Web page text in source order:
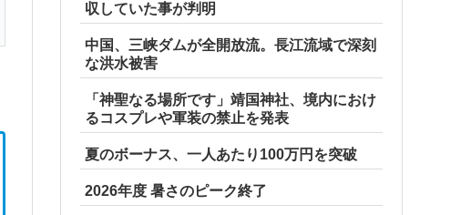
ュア各種【予約開始】
収していた事が判明
中国、三峡ダムが全開放流。長江流域で深刻
な洪水被害
「神聖なる場所です」靖国神社、境内におけ
るコスプレや軍装の禁止を発表
夏のボーナス、一人あたり100万円を突破
2026年度 暑さのピーク終了